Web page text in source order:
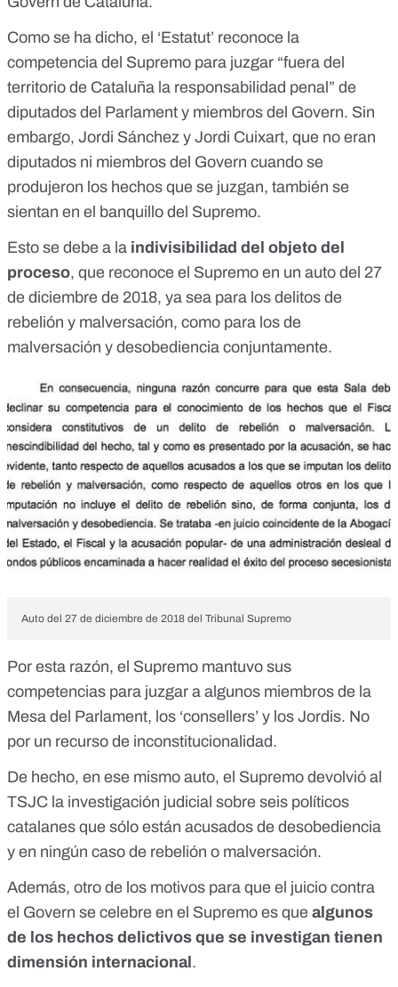
Como se ha dicho, el ‘Estatut’ reconoce la
competencia del Supremo para juzgar “fuera del
territorio de Cataluña la responsabilidad penal” de
diputados del Parlament y miembros del Govern. Sin
embargo, Jordi Sánchez y Jordi Cuixart, que no eran
diputados ni miembros del Govern cuando se
produjeron los hechos que se juzgan, también se
sientan en el banquillo del Supremo.
Esto se debe a la indivisibilidad del objeto del
proceso, que reconoce el Supremo en un auto del 27
de diciembre de 2018, ya sea para los delitos de
rebelión y malversación, como para los de
malversación y desobediencia conjuntamente.
Auto del 27 de diciembre de 2018 del Tribunal Supremo
Por esta razón, el Supremo mantuvo sus
competencias para juzgar a algunos miembros de la
Mesa del Parlament, los ‘consellers’ y los Jordis. No
por un recurso de inconstitucionalidad.
De hecho, en ese mismo auto, el Supremo devolvió al
TSJC la investigación judicial sobre seis políticos
catalanes que sólo están acusados de desobediencia
y en ningún caso de rebelión o malversación.
Además, otro de los motivos para que el juicio contra
el Govern se celebre en el Supremo es que algunos
de los hechos delictivos que se investigan tienen
dimensión internacional.